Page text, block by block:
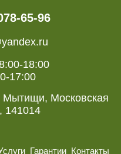
65-96
18:00
17:00
Мытищи, Московская
141014
Гарантии Контакты